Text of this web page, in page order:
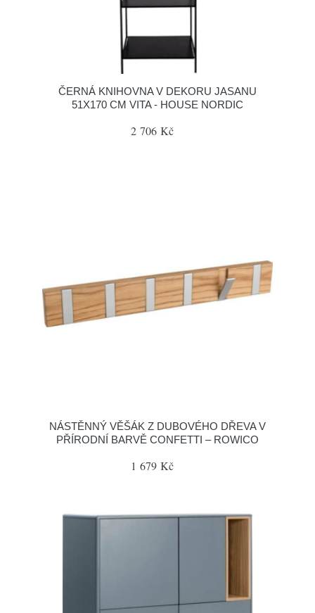
ČERNÁ KNIHOVNA V DEKORU JASANU
51X170 CM VITA - HOUSE NORDIC
2 706 Kč
NÁSTĚNNÝ VĚŠÁK Z DUBOVÉHO DŘEVA V
PŘÍRODNÍ BARVĚ CONFETTI – ROWICO
1 679 Kč